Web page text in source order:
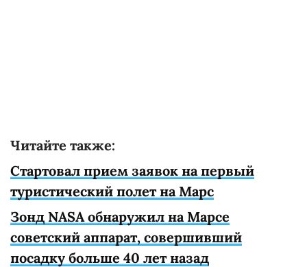
Читайте также:
Стартовал прием заявок на первый
туристический полет на Марс
Зонд NASA обнаружил на Марсе
советский аппарат, совершивший
посадку больше 40 лет назад